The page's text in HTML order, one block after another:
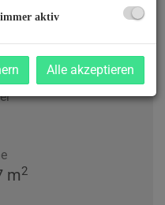
Ihr neues
m2
immer aktiv
Alle akzeptieren